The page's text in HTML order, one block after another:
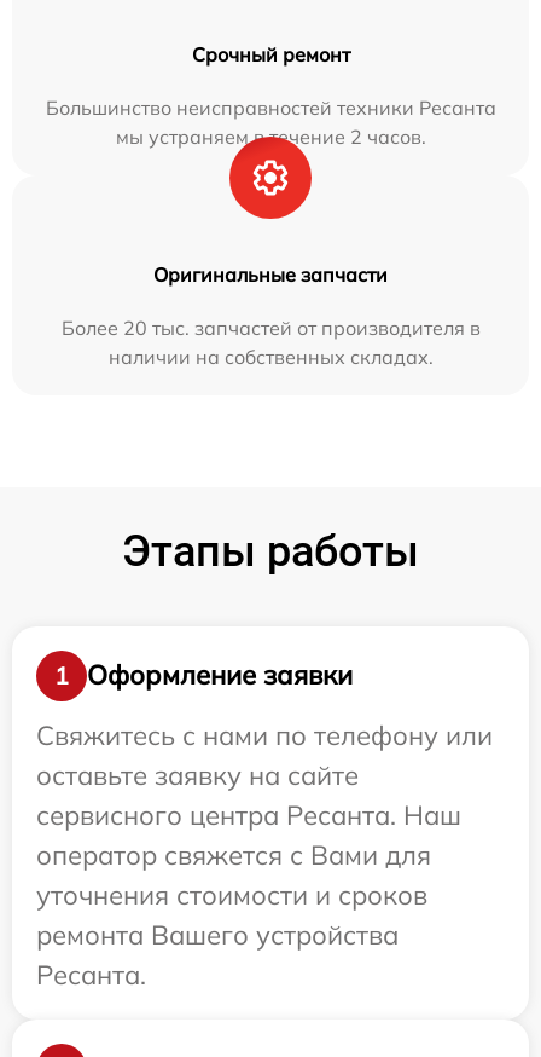
Срочный ремонт
Большинство неисправностей техники Ресанта
мы устраняем в течение 2 часов.
Оригинальные запчасти
Более 20 тыс. запчастей от производителя в
наличии на собственных складах.
Этапы работы
1
Оформление заявки
Свяжитесь с нами по телефону или
оставьте заявку на сайте
сервисного центра Ресанта. Наш
оператор свяжется с Вами для
уточнения стоимости и сроков
ремонта Вашего устройства
Ресанта.